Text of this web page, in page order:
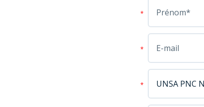
*
*
*